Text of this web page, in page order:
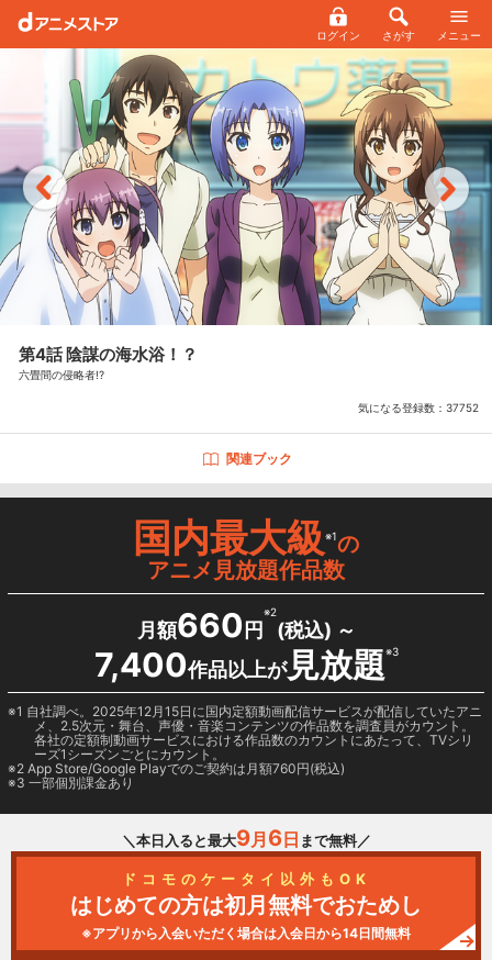
ログイン さがす メニュー
第4話 陰謀の海水浴！？
六畳間の侵略者!?
気になる登録数： 37752
関連ブック
国内最大級※1の
アニメ見放題作品数
月額660 円
※2
(税込) ～
7,400作品以上が見放題※3
1 自社調べ。2025年12月15日に国内定額動画配信サービスが配信していたアニ
メ、2.5次元・舞台、声優・音楽コンテンツの作品数を調査員がカウント。
各社の定額制動画サービスにおける作品数のカウントにあたって、TVシリ
ーズ1シーズンごとにカウント。
2 App Store/Google Playでのご契約は月額760円(税込)
3 一部個別課金あり
＼本日入ると最大9月 6日 まで無料／
ドコモのケータイ以外もOK
はじめての方は初月無料でおためし
※アプリから入会いただく場合は入会日から14日間無料